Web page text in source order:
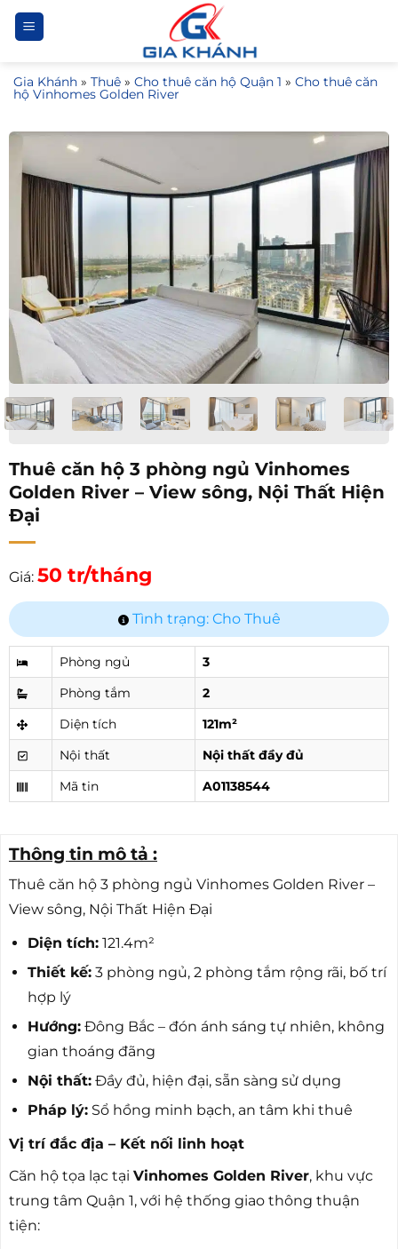
Bỏ
qua
dung
Gia Khánh » Thuê » Cho thuê căn hộ Quận 1 » Cho thuê căn
hộ Vinhomes Golden River
Thuê căn hộ 3 phòng ngủ Vinhomes
Golden River – View sông, Nội Thất Hiện
Đại
Giá: 50 tr/tháng
Tình trạng: Cho Thuê
Phòng ngủ
3
Phòng tắm
2
Diện tích
121m²
Nội thất
Nội thất đầy đủ
Mã tin
A01138544
Thông tin mô tả :
Thuê căn hộ 3 phòng ngủ Vinhomes Golden River –
View sông, Nội Thất Hiện Đại
Diện tích:121.4m²
Thiết kế:3 phòng ngủ, 2 phòng tắm rộng rãi, bố trí
hợp lý
Hướng:Đông Bắc – đón ánh sáng tự nhiên, không
gian thoáng đãng
Nội thất:Đầy đủ, hiện đại, sẵn sàng sử dụng
Pháp lý:Sổ hồng minh bạch, an tâm khi thuê
Vị trí đắc địa – Kết nối linh hoạt
Căn hộ tọa lạc tại Vinhomes Golden River, khu vực
trung tâm Quận 1, với hệ thống giao thông thuận
tiện: